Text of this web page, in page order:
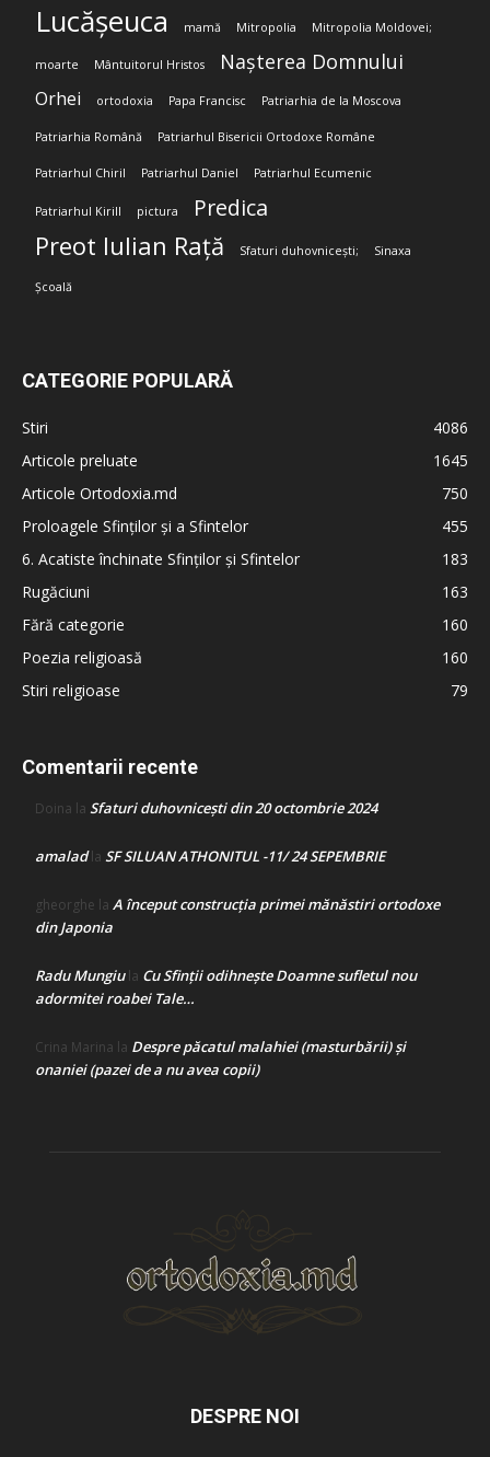
Lucășeuca mamă Mitropolia Mitropolia Moldovei;
moarte Mântuitorul Hristos Nașterea Domnului
Orhei ortodoxia Papa Francisc Patriarhia de la Moscova
Patriarhia Română Patriarhul Bisericii Ortodoxe Române
Patriarhul Chiril Patriarhul Daniel Patriarhul Ecumenic
Patriarhul Kirill pictura Predica
Preot Iulian Rață Sfaturi duhovnicești; Sinaxa
Școală
CATEGORIE POPULARĂ
Stiri
4086
Articole preluate
1645
Articole Ortodoxia.md
750
Proloagele Sfinților și a Sfintelor
455
6. Acatiste închinate Sfinților și Sfintelor
183
Rugăciuni
163
Fără categorie
160
Poezia religioasă
160
Stiri religioase
79
Comentarii recente
Doina la Sfaturi duhovnicești din 20 octombrie 2024
amaladla SF SILUAN ATHONITUL -11/ 24 SEPEMBRIE
gheorghe la A început construcţia primei mănăstiri ortodoxe
din Japonia
Radu Mungiula Cu Sfinții odihnește Doamne sufletul nou
adormitei roabei Tale…
Crina Marina la Despre păcatul malahiei (masturbării) şi
onaniei (pazei de a nu avea copii)
DESPRE NOI